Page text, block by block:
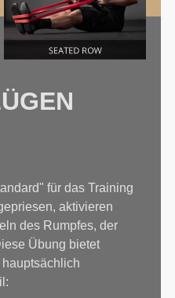
für das Training
aktivieren
des Rumpfes, der
Übung bietet